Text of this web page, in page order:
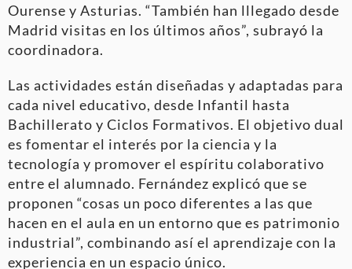
Ourense y Asturias. “También han lllegado desde
Madrid visitas en los últimos años”, subrayó la
coordinadora.
Las actividades están diseñadas y adaptadas para
cada nivel educativo, desde Infantil hasta
Bachillerato y Ciclos Formativos. El objetivo dual
es fomentar el interés por la ciencia y la
tecnología y promover el espíritu colaborativo
entre el alumnado. Fernández explicó que se
proponen “cosas un poco diferentes a las que
hacen en el aula en un entorno que es patrimonio
industrial”, combinando así el aprendizaje con la
experiencia en un espacio único.